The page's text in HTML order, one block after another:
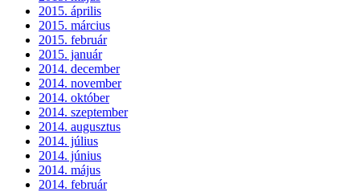
2015. április
2015. március
2015. február
2015. január
2014. december
2014. november
2014. október
2014. szeptember
2014. augusztus
2014. július
2014. június
2014. május
2014. február